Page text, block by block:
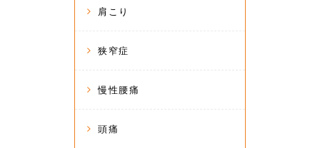
肩こり
狭窄症
慢性腰痛
頭痛